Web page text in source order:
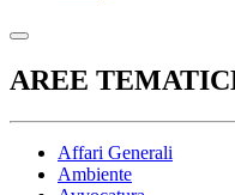
AREE
Affari Generali
Ambiente